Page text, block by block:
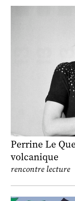
Perrine Le
volcanique
rencontre lecture